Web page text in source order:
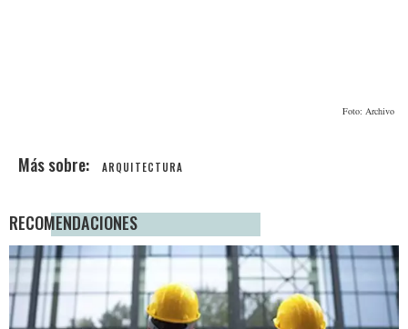
Foto: Archivo
ARQUITECTURA
RECOMENDACIONES